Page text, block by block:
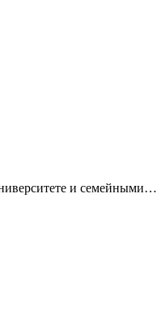
и семейными…